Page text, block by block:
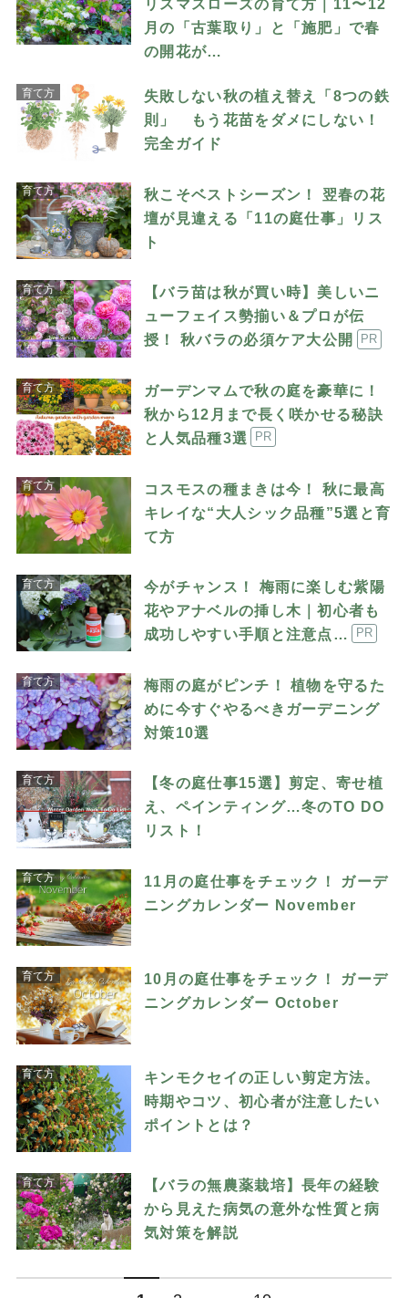
リスマスローズの育て方｜11〜12
月の「古葉取り」と「施肥」で春
の開花が…
育て方
失敗しない秋の植え替え「8つの鉄
則」 もう花苗をダメにしない！
完全ガイド
育て方
秋こそベストシーズン！ 翌春の花
壇が見違える「11の庭仕事」リス
ト
育て方
【バラ苗は秋が買い時】美しいニ
ューフェイス勢揃い＆プロが伝
授！ 秋バラの必須ケア大公開
PR
育て方
ガーデンマムで秋の庭を豪華に！
秋から12月まで長く咲かせる秘訣
と人気品種3選
PR
育て方
コスモスの種まきは今！ 秋に最高
キレイな“大人シック品種”5選と育
て方
育て方
今がチャンス！ 梅雨に楽しむ紫陽
花やアナベルの挿し木｜初心者も
成功しやすい手順と注意点…
PR
育て方
梅雨の庭がピンチ！ 植物を守るた
めに今すぐやるべきガーデニング
対策10選
育て方
【冬の庭仕事15選】剪定、寄せ植
え、ペインティング…冬のTO DO
リスト！
育て方
11月の庭仕事をチェック！ ガーデ
ニングカレンダー November
育て方
10月の庭仕事をチェック！ ガーデ
ニングカレンダー October
育て方
キンモクセイの正しい剪定方法。
時期やコツ、初心者が注意したい
ポイントとは？
育て方
【バラの無農薬栽培】長年の経験
から見えた病気の意外な性質と病
気対策を解説